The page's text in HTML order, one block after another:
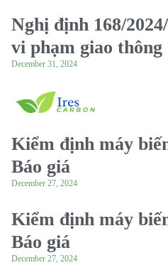
Nghị định 168/
vi phạm giao thông
December 31, 2024
Kiểm định máy
Báo giá
December 27, 2024
Kiểm định máy
Báo giá
December 27, 2024